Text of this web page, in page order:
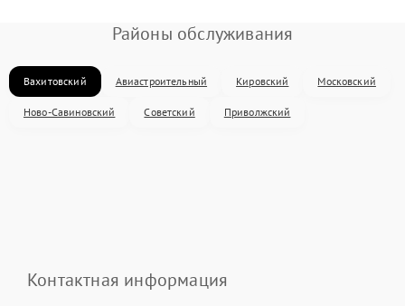
Районы обслуживания
Вахитовский Авиастроительный Кировский Московский
Ново-Савиновский Советский Приволжский
Контактная информация